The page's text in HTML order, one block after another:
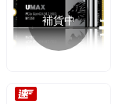
補貨中